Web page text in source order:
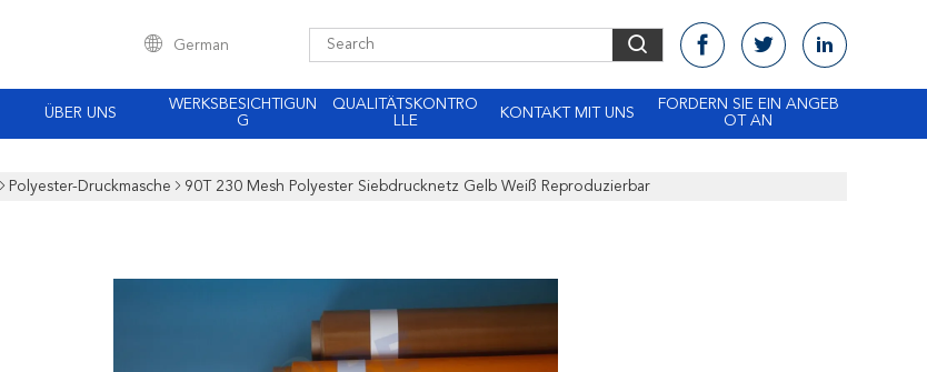
German
ÜBER UNS
WERKSBESICHTIGUN
G
QUALITÄTSKONTRO
LLE
KONTAKT MIT UNS
FORDERN SIE EIN ANGEB
OT AN
Polyester-Druckmasche 90T 230 Mesh Polyester Siebdrucknetz Gelb Weiß Reproduzierbar